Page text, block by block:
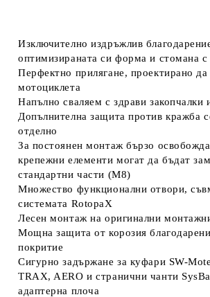
Изключително издръжлив
оптимизираната си форма и стомана
Перфектно прилягане, проектирано да
мотоциклета
Напълно сваляем с здрави закопчалки
Допълнителна защита против кражба
отделно
За постоянен монтаж бързо
крепежни елементи могат да бъдат
стандартни части (M8)
Множество функционални отвори,
системата RotopaX
Лесен монтаж на оригинални
Мощна защита от корозия
покритие
Сигурно задържане за куфари SW-
TRAX, AERO и странични чанти
адаптерна плоча